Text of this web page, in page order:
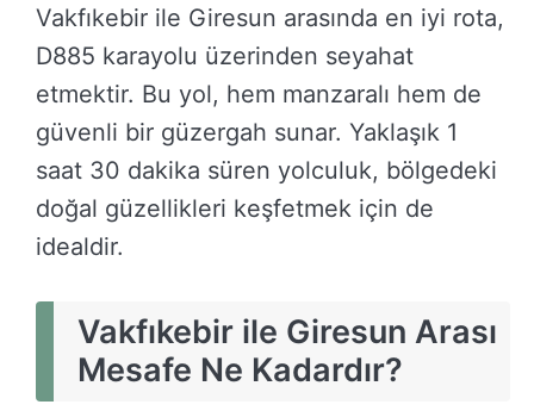
Vakfıkebir ile Giresun arasında en iyi rota,
D885 karayolu üzerinden seyahat
etmektir. Bu yol, hem manzaralı hem de
güvenli bir güzergah sunar. Yaklaşık 1
saat 30 dakika süren yolculuk, bölgedeki
doğal güzellikleri keşfetmek için de
idealdir.
Vakfıkebir ile Giresun Arası
Mesafe Ne Kadardır?